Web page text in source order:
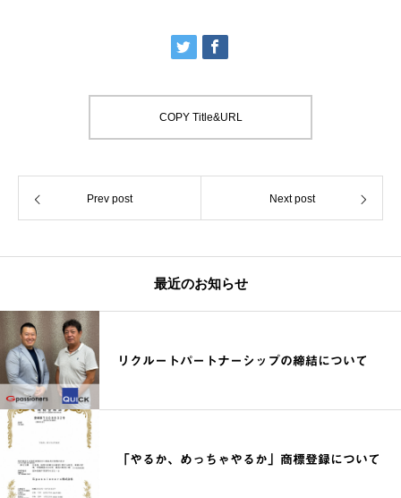
COPY Title&URL
Prev post Next post
最近のお知らせ
リクルートパートナーシップの締結について
「やるか、めっちゃやるか」商標登録について